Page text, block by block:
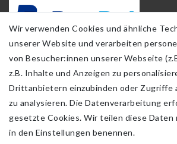
Wir verwenden Cookies und ähnliche
unserer Website und verarbeiten
von Besucher:innen unserer Webseite
z.B. Inhalte und Anzeigen zu
Drittanbietern einzubinden oder Zugriffe
zu analysieren. Die Datenverarbeitung
gesetzte Cookies. Wir teilen diese
in den Einstellungen benennen.